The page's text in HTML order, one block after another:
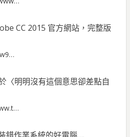
CC 2015 官方網站，完整版
〈明明沒有這個意思卻差點自